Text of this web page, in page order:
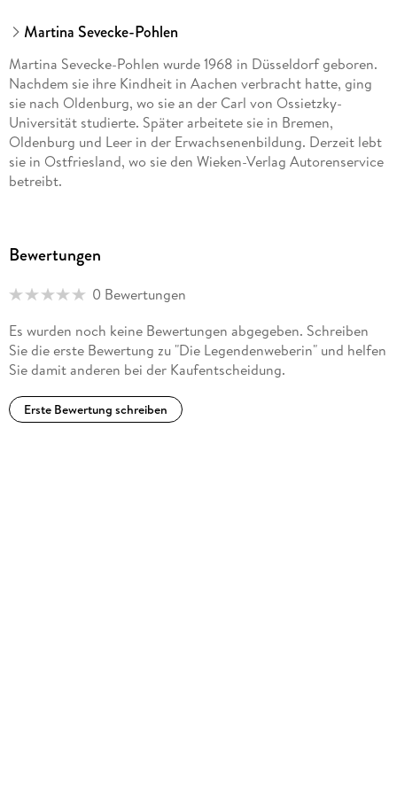
Martina Sevecke-Pohlen
Martina Sevecke-Pohlen wurde 1968 in Düsseldorf geboren.
Nachdem sie ihre Kindheit in Aachen verbracht hatte, ging
sie nach Oldenburg, wo sie an der Carl von Ossietzky-
Universität studierte. Später arbeitete sie in Bremen,
Oldenburg und Leer in der Erwachsenenbildung. Derzeit lebt
sie in Ostfriesland, wo sie den Wieken-Verlag Autorenservice
betreibt.
Bewertungen
0 Bewertungen
Es wurden noch keine Bewertungen abgegeben. Schreiben
Sie die erste Bewertung zu "Die Legendenweberin" und helfen
Sie damit anderen bei der Kaufentscheidung.
Erste Bewertung schreiben